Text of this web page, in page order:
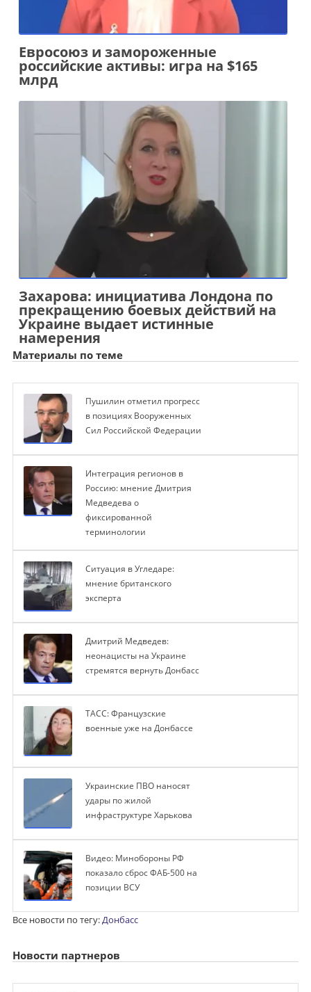
Евросоюз и замороженные
российские активы: игра на $165
млрд
Захарова: инициатива Лондона по
прекращению боевых действий на
Украине выдает истинные
намерения
Материалы по теме
Пушилин отметил прогресс
в позициях Вооруженных
Сил Российской Федерации
Интеграция регионов в
Россию: мнение Дмитрия
Медведева о
фиксированной
терминологии
Ситуация в Угледаре:
мнение британского
эксперта
Дмитрий Медведев:
неонацисты на Украине
стремятся вернуть Донбасс
ТАСС: Французские
военные уже на Донбассе
Украинские ПВО наносят
удары по жилой
инфраструктуре Харькова
Видео: Минобороны РФ
показало сброс ФАБ-500 на
позиции ВСУ
Все новости по тегу:Донбасс
Новости партнеров